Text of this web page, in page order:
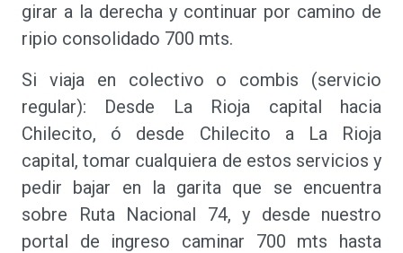
girar a la derecha y continuar por camino de
ripio consolidado 700 mts.
Si viaja en colectivo o combis (servicio
regular): Desde La Rioja capital hacia
Chilecito, ó desde Chilecito a La Rioja
capital, tomar cualquiera de estos servicios y
pedir bajar en la garita que se encuentra
sobre Ruta Nacional 74, y desde nuestro
portal de ingreso caminar 700 mts hasta